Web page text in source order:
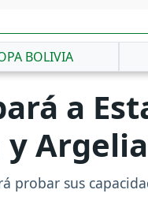
BOLIVIA
a
y Argelia
probar sus